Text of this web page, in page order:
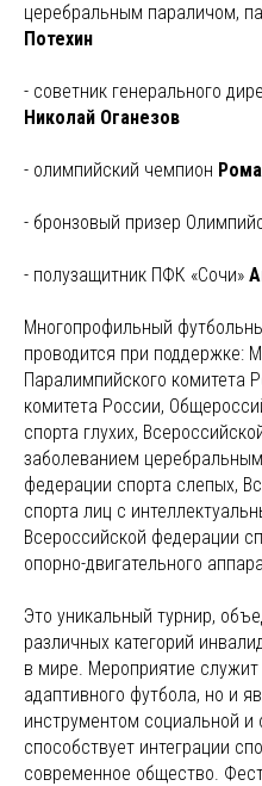
церебральным параличом,
Потехин
- советник генерального
Николай Оганезов
- олимпийский чемпион
- бронзовый призер
- полузащитник ПФК «Сочи»
Многопрофильный
проводится при поддержке:
Паралимпийского комитета
комитета России,
спорта глухих,
заболеванием
федерации спорта слепых,
спорта лиц с
Всероссийской федерации
опорно-двигательного
Это уникальный турнир,
различных категорий
в мире. Мероприятие
адаптивного футбола, но и
инструментом социальной и
способствует интеграции
современное общество.